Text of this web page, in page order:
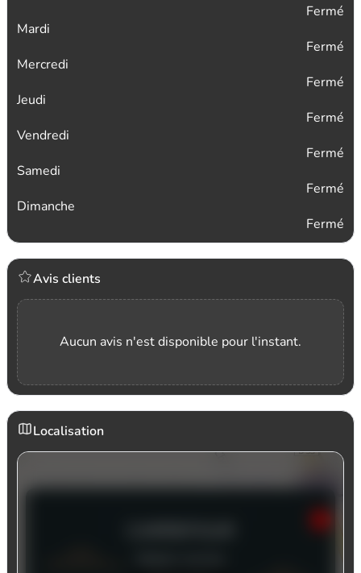
Fermé
Mardi
Fermé
Mercredi
Fermé
Jeudi
Fermé
Vendredi
Fermé
Samedi
Fermé
Dimanche
Fermé
Avis clients
Aucun avis n'est disponible pour l'instant.
Localisation